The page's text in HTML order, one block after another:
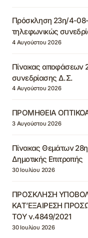
Πρόσκληση 23η/4-08-
τηλεφωνικώς
4 Αυγούστου 2026
Πίνακας αποφάσεων
συνεδρίασης Δ.Σ.
4 Αυγούστου 2026
ΠΡΟΜΗΘΕΙΑ
3 Αυγούστου 2026
Πίνακας Θεμάτων
Δημοτικής Επιτροπής
30 Ιουλίου 2026
ΠΡΟΣΚΛΗΣΗ
ΚΑΤ’ΕΞΑΙΡΕΣΗ
ΤΟΥ ν.4849/2021
30 Ιουλίου 2026